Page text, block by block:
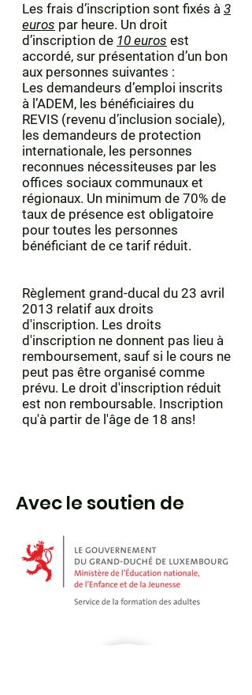
Les frais d’inscription sont fixés à 3
euros par heure. Un droit
d’inscription de 10 euros est
accordé, sur présentation d’un bon
aux personnes suivantes :
Les demandeurs d’emploi inscrits
à l’ADEM, les bénéficiaires du
REVIS (revenu d’inclusion sociale),
les demandeurs de protection
internationale, les personnes
reconnues nécessiteuses par les
offices sociaux communaux et
régionaux. Un minimum de 70% de
taux de présence est obligatoire
pour toutes les personnes
bénéficiant de ce tarif réduit.
Règlement grand-ducal du 23 avril
2013 relatif aux droits
d'inscription. Les droits
d'inscription ne donnent pas lieu à
remboursement, sauf si le cours ne
peut pas être organisé comme
prévu. Le droit d'inscription réduit
est non remboursable. Inscription
qu'à partir de l'âge de 18 ans!
Avec le soutien de